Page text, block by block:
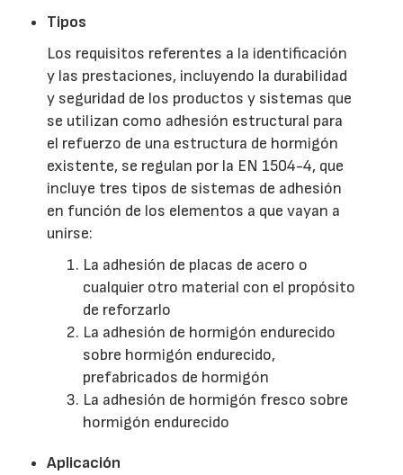
Tipos
Los requisitos referentes a la identificación
y las prestaciones, incluyendo la durabilidad
y seguridad de los productos y sistemas que
se utilizan como adhesión estructural para
el refuerzo de una estructura de hormigón
existente, se regulan por la EN 1504-4, que
incluye tres tipos de sistemas de adhesión
en función de los elementos a que vayan a
unirse:
La adhesión de placas de acero o
cualquier otro material con el propósito
de reforzarlo
La adhesión de hormigón endurecido
sobre hormigón endurecido,
prefabricados de hormigón
La adhesión de hormigón fresco sobre
hormigón endurecido
Aplicación